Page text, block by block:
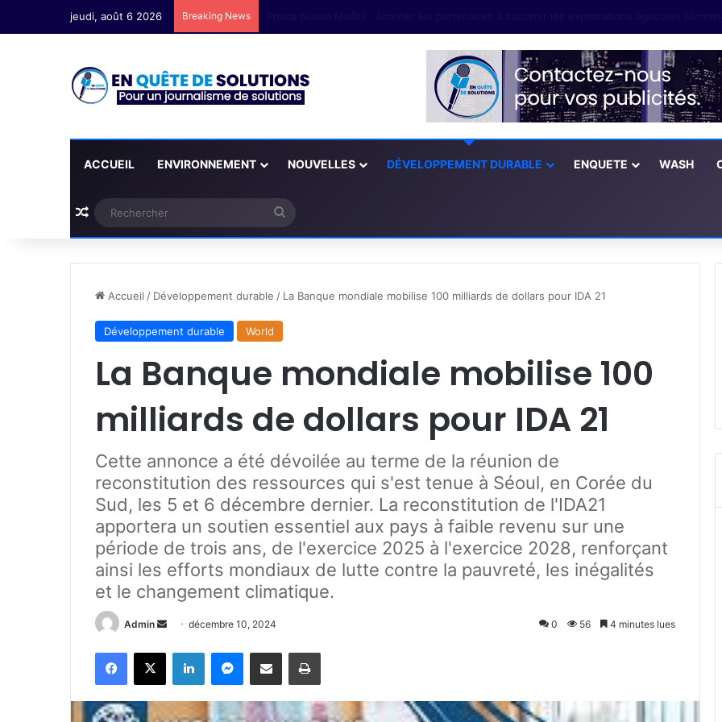
jeudi, août 6 2026 Breaking News
ACCUEIL ENVIRONNEMENT NOUVELLES DÉVELOPPEMENT DURABLE ENQUETE WASH
Plus d'articles
Accueil / Développement durable / La Banque mondiale mobilise 100 milliards de dollars pour IDA 21
Développement durable World
La Banque mondiale mobilise 100
milliards de dollars pour IDA 21
Cette annonce a été dévoilée au terme de la réunion de
reconstitution des ressources qui s'est tenue à Séoul, en Corée du
Sud, les 5 et 6 décembre dernier. La reconstitution de l'IDA21
apportera un soutien essentiel aux pays à faible revenu sur une
période de trois ans, de l'exercice 2025 à l'exercice 2028, renforçant
ainsi les efforts mondiaux de lutte contre la pauvreté, les inégalités
et le changement climatique.
Admin
y
décembre 10, 2024 0 56 4 minutes lues